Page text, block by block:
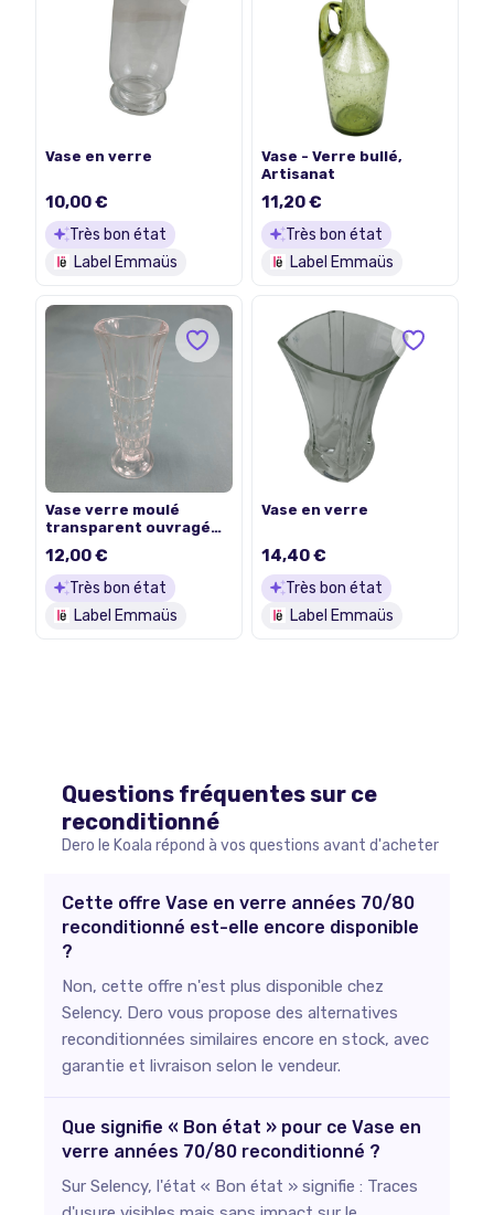
Vase en verre
10,00 €
Très bon état
Label Emmaüs
Vase - Verre bullé,
Artisanat
11,20 €
Très bon état
Label Emmaüs
Vase verre moulé
transparent ouvragé
12,00 €
Très bon état
Label Emmaüs
Vase en verre
14,40 €
Très bon état
Label Emmaüs
Questions fréquentes sur ce
reconditionné
Dero le Koala répond à vos questions avant d'acheter
Cette offre Vase en verre années 70/80
reconditionné est-elle encore disponible
?
Non, cette offre n'est plus disponible chez
Selency. Dero vous propose des alternatives
reconditionnées similaires encore en stock, avec
garantie et livraison selon le vendeur.
Que signifie « Bon état » pour ce Vase en
verre années 70/80 reconditionné ?
Sur Selency, l'état « Bon état » signifie : Traces